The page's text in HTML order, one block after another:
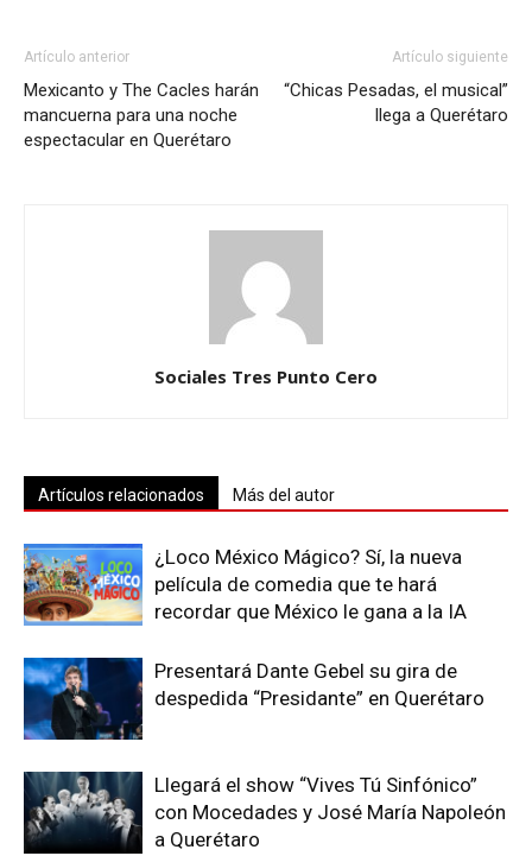
Artículo anterior
Mexicanto y The Cacles harán
mancuerna para una noche
espectacular en Querétaro
Artículo siguiente
“Chicas Pesadas, el musical”
llega a Querétaro
Sociales Tres Punto Cero
Artículos relacionados Más del autor
¿Loco México Mágico? Sí, la nueva
película de comedia que te hará
recordar que México le gana a la IA
Presentará Dante Gebel su gira de
despedida “Presidante” en Querétaro
Llegará el show “Vives Tú Sinfónico”
con Mocedades y José María Napoleón
a Querétaro